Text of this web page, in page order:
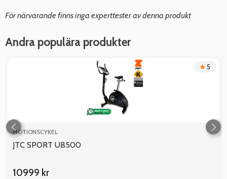
För närvarande finns inga experttester av denna produkt
Andra populära produkter
5
MOTIONSCYKEL
JTC SPORT UB500
10999 kr